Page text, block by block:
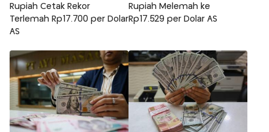
Rupiah Cetak Rekor
Terlemah Rp17.700 per Dolar
AS
Rupiah Melemah ke
Rp17.529 per Dolar AS